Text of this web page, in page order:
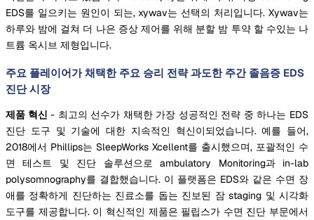
EDS를 일으키는 원인이 되는, xywav는 선택의 처리입니다. Xywav는
하루와 밤에 걸쳐 더 나은 증상 제어를 위해 분할 밤 투약 할 수있는 나
트륨 옥시브 제형입니다.
주요 플레이어가 채택한 주요 승리 전략 과도한 주간 졸음증 EDS
진단 시장
제품 혁신 - 최고의 선수가 채택한 가장 성공적인 전략 중 하나는 EDS
진단 도구 및 기술에 대한 지속적인 혁신이되었습니다. 예를 들어,
2018에서 Phillips는 SleepWorks Xcellent를 출시했으며, 포괄적인 수
면 테스트 및 진단 솔루션으로 ambulatory Monitoring과 in-lab
polysomnography를 결합했습니다. 이 플랫폼은 EDS와 같은 수면 장
애를 정확하게 진단하는 진료소를 돕는 진보된 잠 staging 및 시각화
도구를 제공합니다. 이 혁신적인 제품은 필립스가 수면 진단 부문에서